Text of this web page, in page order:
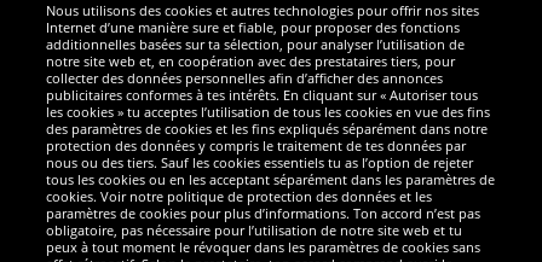
Sécurité
Nous sommes excellents
Nous utilisons des cookies et autres technologies pour offrir nos sites
Internet d’une manière sure et fiable, pour proposer des fonctions
additionnelles basées sur ta sélection, pour analyser l’utilisation de
notre site web et, en coopération avec des prestataires tiers, pour
collecter des données personnelles afin d’afficher des annonces
publicitaires conformes à tes intérêts. En cliquant sur « Autoriser tous
les cookies » tu acceptes l’utilisation de tous les cookies en vue des fins
des paramètres de cookies et les fins expliqués séparément dans notre
protection des données y compris le traitement de tes données par
nous ou des tiers. Sauf les cookies essentiels tu as l’option de rejeter
tous les cookies ou en les acceptant séparément dans les paramètres de
cookies. Voir notre politique de protection des données et les
paramètres de cookies pour plus d’informations. Ton accord n’est pas
obligatoire, pas nécessaire pour l’utilisation de notre site web et tu
peux à tout moment le révoquer dans les paramètres de cookies sans